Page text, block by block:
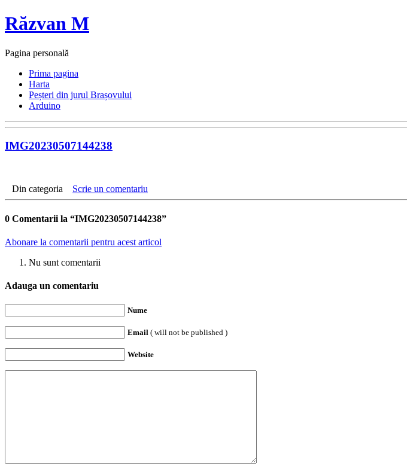
Răzvan M
Pagina personală
Prima pagina
Harta
Peșteri din jurul Brașovului
Arduino
IMG20230507144238
Din categoria Scrie un comentariu
0 Comentarii la “IMG20230507144238”
Abonare la comentarii pentru acest articol
Nu sunt comentarii
Adauga un comentariu
Nume
Email ( will not be published )
Website